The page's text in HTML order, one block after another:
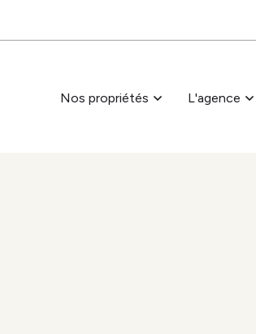
Nos propriétés L'agence